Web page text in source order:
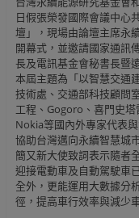
日假張榮發國際會議中心
壇」，現場由論壇主席永
開幕式，並邀請國家通訊
長及電訊基金會秘書長暨
本屆主題為「以智慧交通
技術處、交通部科技顧問
工程、Gogoro、喜門史
Nokia等國內外專家代表
協助台灣邁向永續智慧城
簡又新大使致詞表示隨者
迎接電動車及自動駕駛車
全外，更能運用大數據分
徑，提高車行效率與減少